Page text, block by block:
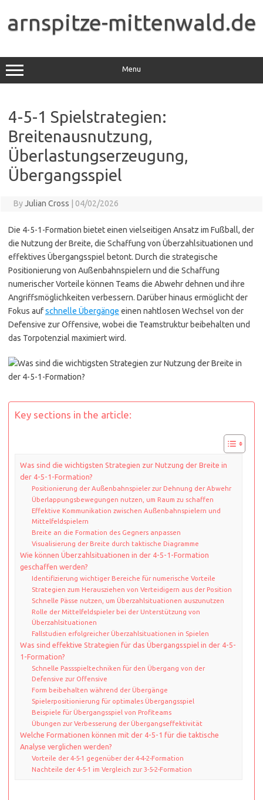
content
arnspitze-mittenwald.de
Menu
4-5-1 Spielstrategien:
Breitenausnutzung,
Überlastungserzeugung,
Übergangsspiel
ByJulian Cross 04/02/2026
Die 4-5-1-Formation bietet einen vielseitigen Ansatz im Fußball, der
die Nutzung der Breite, die Schaffung von Überzahlsituationen und
effektives Übergangsspiel betont. Durch die strategische
Positionierung von Außenbahnspielern und die Schaffung
numerischer Vorteile können Teams die Abwehr dehnen und ihre
Angriffsmöglichkeiten verbessern. Darüber hinaus ermöglicht der
Fokus aufschnelle Übergänge einen nahtlosen Wechsel von der
Defensive zur Offensive, wobei die Teamstruktur beibehalten und
das Torpotenzial maximiert wird.
Key sections in the article:
Was sind die wichtigsten Strategien zur Nutzung der Breite in
der 4-5-1-Formation?
Positionierung der Außenbahnspieler zur Dehnung der Abwehr
Überlappungsbewegungen nutzen, um Raum zu schaffen
Effektive Kommunikation zwischen Außenbahnspielern und
Mittelfeldspielern
Breite an die Formation des Gegners anpassen
Visualisierung der Breite durch taktische Diagramme
Wie können Überzahlsituationen in der 4-5-1-Formation
geschaffen werden?
Identifizierung wichtiger Bereiche für numerische Vorteile
Strategien zum Herausziehen von Verteidigern aus der Position
Schnelle Pässe nutzen, um Überzahlsituationen auszunutzen
Rolle der Mittelfeldspieler bei der Unterstützung von
Überzahlsituationen
Fallstudien erfolgreicher Überzahlsituationen in Spielen
Was sind effektive Strategien für das Übergangsspiel in der 4-5-
1-Formation?
Schnelle Passspieltechniken für den Übergang von der
Defensive zur Offensive
Form beibehalten während der Übergänge
Spielerpositionierung für optimales Übergangsspiel
Beispiele für Übergangsspiel von Profiteams
Übungen zur Verbesserung der Übergangseffektivität
Welche Formationen können mit der 4-5-1 für die taktische
Analyse verglichen werden?
Vorteile der 4-5-1 gegenüber der 4-4-2-Formation
Nachteile der 4-5-1 im Vergleich zur 3-5-2-Formation